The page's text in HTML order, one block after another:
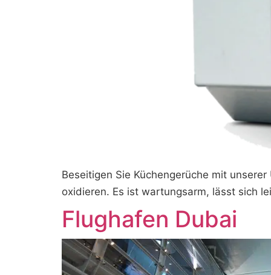
Beseitigen Sie Küchengerüche mit
oxidieren. Es ist wartungsarm, lässt sich
Flughafen Dubai